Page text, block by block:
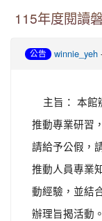
115年度閱讀
公告 winnie_yeh
主旨： 本館
推動專業研習
請給予公假，
推動人員專業
動經驗，並結
辦理旨揭活動